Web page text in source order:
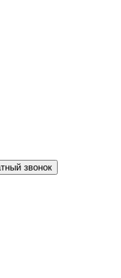
звонок